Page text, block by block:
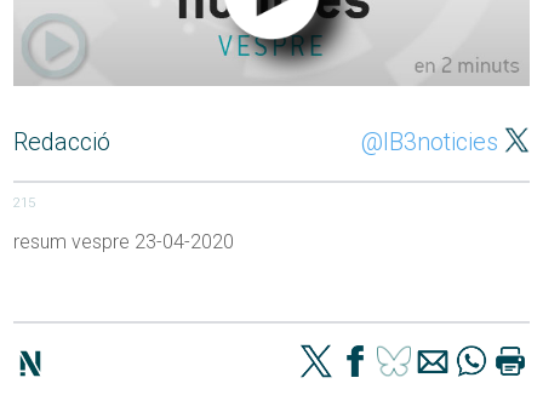
Redacció @IB3noticies
215
resum vespre 23-04-2020